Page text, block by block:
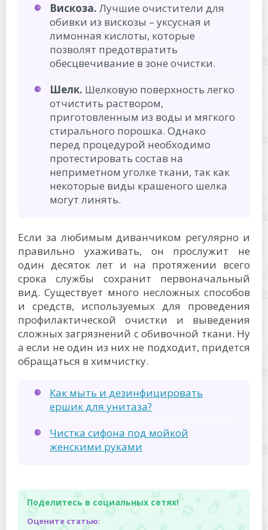
Вискоза.Лучшие очистители для
обивки из вискозы – уксусная и
лимонная кислоты, которые
позволят предотвратить
обесцвечивание в зоне очистки.
Шелк. Шелковую поверхность легко
отчистить раствором,
приготовленным из воды и мягкого
стирального порошка. Однако
перед процедурой необходимо
протестировать состав на
неприметном уголке ткани, так как
некоторые виды крашеного шелка
могут линять.
Если за любимым диванчиком регулярно и
правильно ухаживать, он прослужит не
один десяток лет и на протяжении всего
срока службы сохранит первоначальный
вид. Существует много несложных способов
и средств, используемых для проведения
профилактической очистки и выведения
сложных загрязнений с обивочной ткани. Ну
а если не один из них не подходит, придется
обращаться в химчистку.
Как мыть и дезинфицировать
ершик для унитаза?
Чистка сифона под мойкой
женскими руками
Поделитесь в социальных сетях!
Оцените статью: